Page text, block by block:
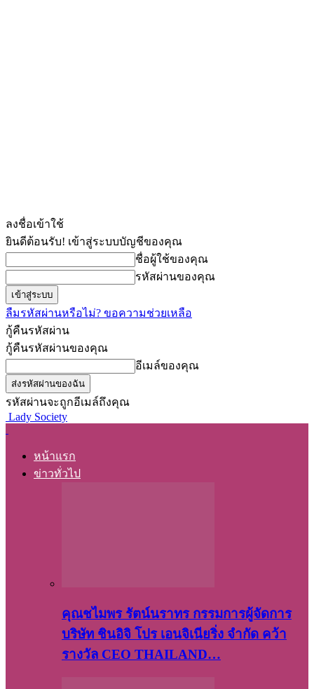
ลงชื่อเข้าใช้
ยินดีต้อนรับ! เข้าสู่ระบบบัญชีของคุณ
ชื่อผู้ใช้ของคุณ
รหัสผ่านของคุณ
ลืมรหัสผ่านหรือไม่? ขอความช่วยเหลือ
กู้คืนรหัสผ่าน
กู้คืนรหัสผ่านของคุณ
อีเมล์ของคุณ
รหัสผ่านจะถูกอีเมล์ถึงคุณ
Lady Society
หน้าแรก
ข่าวทั่วไป
คุณชไมพร​ รัตน์​นรา​ทร​ กรรมการ​ผู้จัดการ
บริษัท​ ชินอิจิ​ โปร​ เอน​จิเนีย​ริ่ง​ จำกัด คว้า
รางวัล CEO THAILAND…